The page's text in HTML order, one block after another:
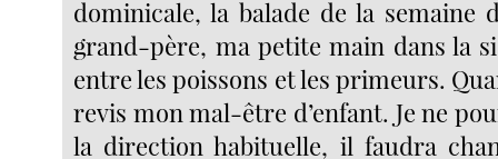
dominicale, la balade de la semaine
grand-père, ma petite main dans la
entre les poissons et les primeurs.
revis mon mal-être d’enfant. Je ne
la direction habituelle, il faudra